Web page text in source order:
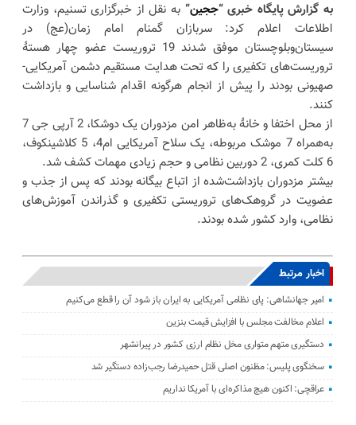
به گزارش پایگاه خبری “ججین” به نقل از خبرگزاری تسنیم، وزارت
اطلاعات اعلام کرد: سربازان گمنام امام زمان(عج) در
سیستان‌وبلوچستان موفق شدند 19 تروریست عضو چهار هستهٔ
تروریست‌های تکفیری را که تحت هدایت مستقیم دشمن آمریکایی-
صهیونی بودند را پیش از انجام هرگونه اقدام شناسایی و بازداشت
کنند.
از محل اختفا و خانهٔ‌ به‌ظاهر امن مزدوران یک دوشکا، 2 آرپی جی 7
به‌همراه 7 موشک مربوطه، یک سلاح آمریکایی‌ ام4، 5 کلاشینکوف،
6 کلت کمری، 2 دوربین نظامی و حجم زیادی مهمات کشف شد.
بیشتر مزدوران بازداشت‌شده از اتباع بیگانه بودند که پس از جذب و
عضویت در گروهک‌های تروریستی تکفیری و گذراندن آموزش‌های
نظامی، وارد کشور شده بودند.
اخبار مرتبط
امیر جهانشاهی: پای نظامی آمریکایی به ایران باز شود آن را قطع می‌کنیم
اعلام مخالفت مجلس با افزایش قیمت بنزین
دستگیری متهم متواری مخل نظام ارزی کشور در پیرانشهر
سخنگوی پلیس: مظنون اصلی قتل حمیدرضا رجب‌زاده دستگیر شد
عراقچی: اکنون هیچ مذاکره‌ای با آمریکا نداریم